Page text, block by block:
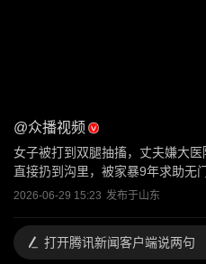
@众播视频
女子被打到双腿抽搐，丈夫嫌大
直接扔到沟里，被家暴9年求助无
2026-06-29 15:23 发布于山东
打开腾讯新闻客户端说两句